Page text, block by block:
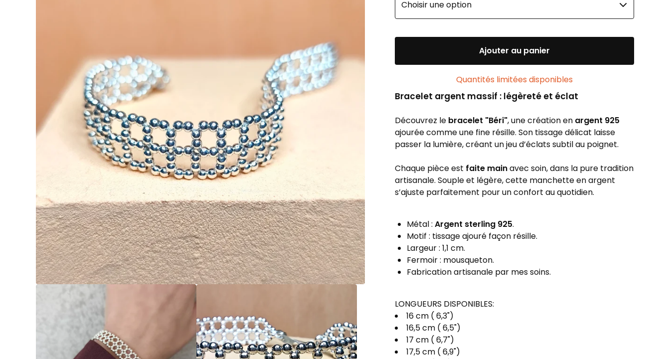
Ajouter au panier
Quantités limitées disponibles
Bracelet argent massif : légèreté et éclat
Découvrez le bracelet "Béri", une création en argent 925
ajourée comme une fine résille. Son tissage délicat laisse
passer la lumière, créant un jeu d’éclats subtil au poignet.
Chaque pièce est faite mainavec soin, dans la pure tradition
artisanale. Souple et légère, cette manchette en argent
s’ajuste parfaitement pour un confort au quotidien.
Métal : Argent sterling 925.
Motif : tissage ajouré façon résille.
Largeur : 1,1 cm.
Fermoir : mousqueton.
Fabrication artisanale par mes soins.
LONGUEURS DISPONIBLES:
16 cm ( 6,3")
16,5 cm ( 6,5")
17 cm ( 6,7")
17,5 cm ( 6,9")